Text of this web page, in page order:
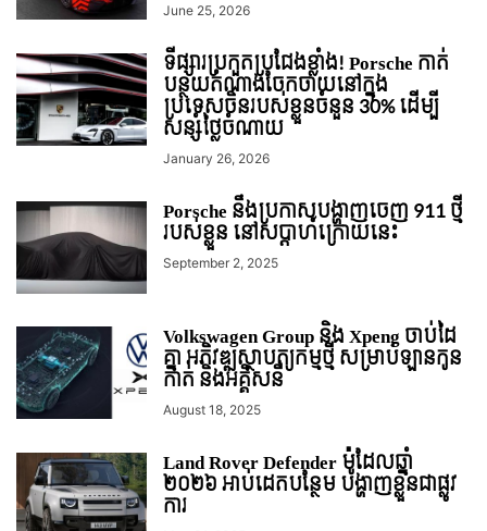
June 25, 2026
ទីផ្សារប្រកួតប្រជែងខ្លាំង! Porsche កាត់
បន្ថយតំណាងចែកចាយនៅក្នុង
ប្រទេសចិនរបស់ខ្លួនចំនួន 30% ដើម្បី
សន្សំថ្លៃចំណាយ
January 26, 2026
Porsche នឹងប្រកាសបង្ហាញចេញ 911 ថ្មី
របស់ខ្លួន នៅសប្តាហ៍ក្រោយនេះ
September 2, 2025
Volkswagen Group និង Xpeng ចាប់ដៃ
គ្នា អភិវឌ្ឍស្ថាបត្យកម្មថ្មី សម្រាប់ឡានកូន
កាត់ និងអគ្គិសនី
August 18, 2025
Land Rover Defender ម៉ូដែលឆ្នាំ
២០២៦ អាប់ដេតបន្ថែម បង្ហាញខ្លួនជាផ្លូវ
ការ